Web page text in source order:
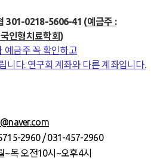
301-0218-5606-41 (예금주 :
인형치료학회)
예금주 꼭 확인하고
니다. 연구회 계좌와 다른 계좌입니다.
2960 / 031​-457-2960
~목 오전10시~오후4시